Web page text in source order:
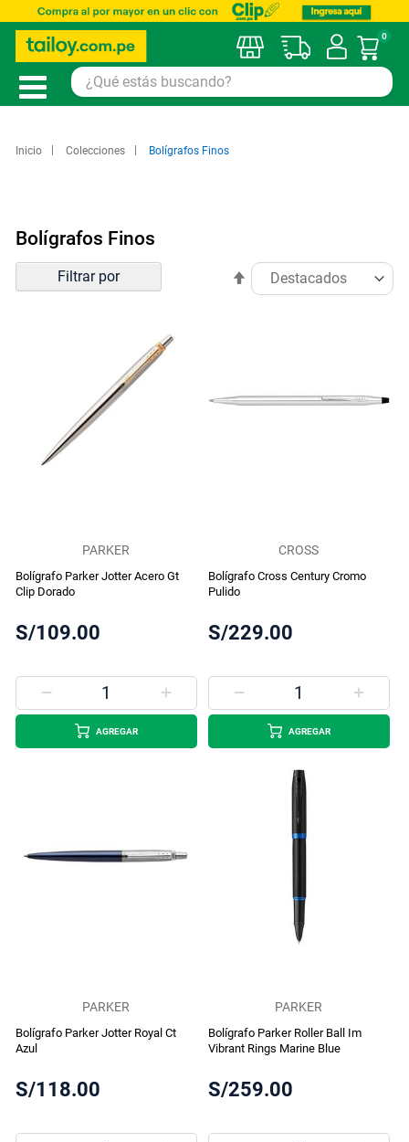
Mi
0
Inicio Colecciones Bolígrafos Finos
Bolígrafos Finos
Ordenar
por Establecer
dirección
PARKER
Bolígrafo Parker Jotter Acero Gt
Clip Dorado
S/109.00
AGREGAR
CROSS
Bolígrafo Cross Century Cromo
Pulido
S/229.00
AGREGAR
PARKER
Bolígrafo Parker Jotter Royal Ct
Azul
S/118.00
PARKER
Bolígrafo Parker Roller Ball Im
Vibrant Rings Marine Blue
S/259.00
Filtrar por